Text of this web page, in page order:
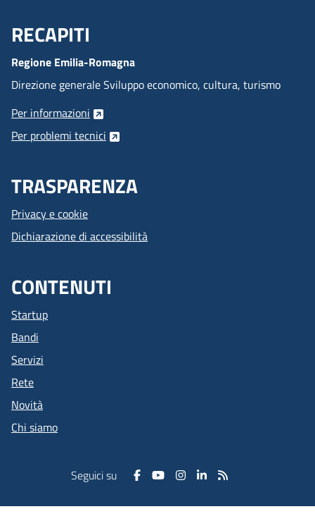
Menu Footer
RECAPITI
Regione Emilia-Romagna
Direzione generale Sviluppo economico, cultura, turismo
Per informazioni
Per problemi tecnici
TRASPARENZA
Privacy e cookie
Dichiarazione di accessibilità
CONTENUTI
Startup
Bandi
Servizi
Rete
Novità
Chi siamo
Seguici su